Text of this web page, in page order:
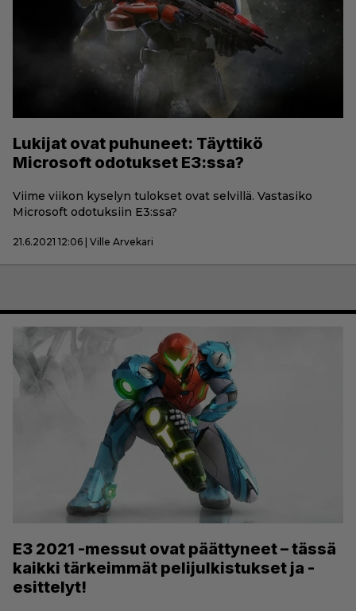
Lukijat ovat puhuneet: Täyttikö
Microsoft odotukset E3:ssa?
Viime viikon kyselyn tulokset ovat selvillä. Vastasiko
Microsoft odotuksiin E3:ssa?
21.6.2021 12:06 | Ville Arvekari
E3 2021 -messut ovat päättyneet – tässä
kaikki tärkeimmät pelijulkistukset ja -
esittelyt!